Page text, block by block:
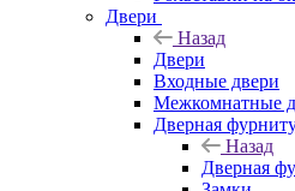
Двери
Назад
Двери
Входные двери
Межкомнатные
Дверная
Назад
Дверная